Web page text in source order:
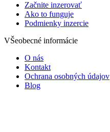
Začnite inzerovať
Ako to funguje
Podmienky inzercie
VŠeobecné informácie
O nás
Kontakt
Ochrana osobných údajov
Blog